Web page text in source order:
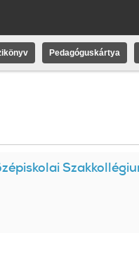
Pedagóguskártya